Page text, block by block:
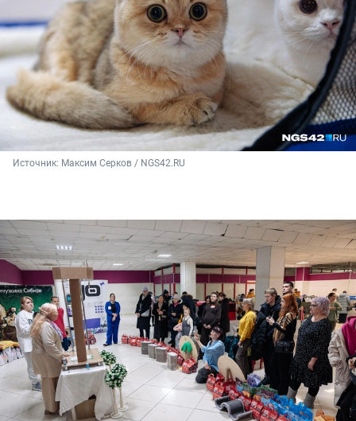
Источник: Максим Серков / NGS42.RU